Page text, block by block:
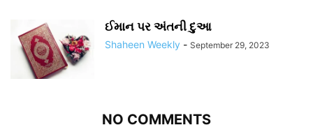
ઈમાન પર અંતની દુઆ
Shaheen Weekly - September 29, 2023
NO COMMENTS